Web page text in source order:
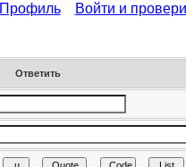
Профиль Войти и
Ответить